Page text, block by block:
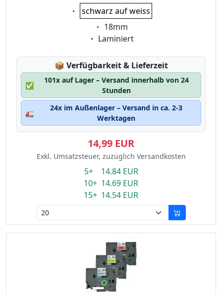
Eigenschaft:
schwarz auf weiss
Eigenschaft:
18mm
Eigenschaft:
Laminiert
📦 Lagerstatus:
Verfügbarkeit & Lieferzeit
✅
101x auf Lager – Versand innerhalb von 24
Stunden
🚛
24x im Außenlager – Versand in ca. 2-3
Werktagen
14,99 EUR
Exkl. Umsatzsteuer, zuzüglich Versandkosten
5+ 14.84 EUR
10+ 14.69 EUR
15+ 14.54 EUR